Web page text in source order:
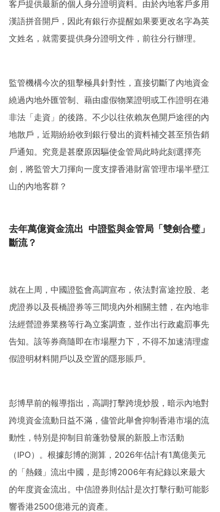
客戶提供最新的個人身分證明資料。由於內地客戶多用
漢語拼音開戶，因此有銀行亦提醒如果要更改名字為英
文姓名，就需要提供身分證明文件，前往分行辦理。
監管機構今次的狙擊極具針對性，直接切斷了內地資金
繞過內地外匯管制、藉由虛假物業證明或工作證明在港
非法「走資」的後路。不少以往依賴灰色開戶途徑的內
地散戶，近期紛紛收到銀行發出的資料補交甚至預告銷
戶通知。究竟是甚麼原因驅使金管局此時此刻選擇亮
劍，將監管大刀揮向一度支撐香港財富管理市場半壁江
山的內地客群？
去年萬億資金流出 中證監與金管局「雙劍合璧」
斷流？
就在上周，中國證監會高調宣布，依法對富途控股、老
虎證券以及長橋證券等三間境內外相關主體，在內地非
法經營證券業務等行為立案調查，並作出行政處罰事先
告知。該等券商隨即在市場壓力下，不得不加速清理虛
假證明材料開戶以及空置的隱形賬戶。
彭博早前的報導指出，高調打擊跨境炒股，暗示內地對
跨境資金流動日益不滿，儘管此舉會抑制香港市場的流
動性，特別是抑制目前蓬勃發展的新股上市活動
（IPO）。根據彭博的測算，2026年估計有1萬億美元
的「熱錢」流出中國，是彭博2006年有紀錄以來最大
的年度資金流出。中信證券則估計是次打擊行動可能影
響香港2500億港元的資產。